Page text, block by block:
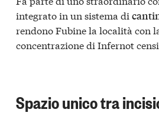
integrato in un sistema di
rendono Fubine la località con
concentrazione di Infernot
Spazio unico tra